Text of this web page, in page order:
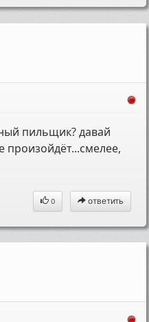
пильщик? давай
произойдёт...смелее,
0 ответить